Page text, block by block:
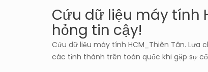
Cứu dữ liệu máy tính
hỏng tin cậy!
Cứu dữ liệu máy tính HCM_Thiên Tân. Lựa
các tỉnh thành trên toàn quốc khi gặp sự